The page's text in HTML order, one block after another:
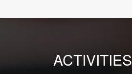
كليات International ACTIVITIES